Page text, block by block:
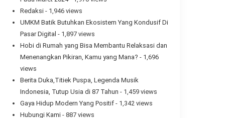
Redaksi - 1,946 views
UMKM Batik Butuhkan Ekosistem Yang Kondusif Di
Pasar Digital - 1,897 views
Hobi di Rumah yang Bisa Membantu Relaksasi dan
Menenangkan Pikiran, Kamu yang Mana? - 1,696
views
Berita Duka,Titiek Puspa, Legenda Musik
Indonesia, Tutup Usia di 87 Tahun - 1,459 views
Gaya Hidup Modern Yang Positif - 1,342 views
Hubungi Kami - 887 views